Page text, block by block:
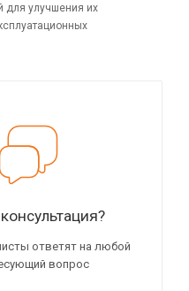
для улучшения их
ответят на любой
вопрос